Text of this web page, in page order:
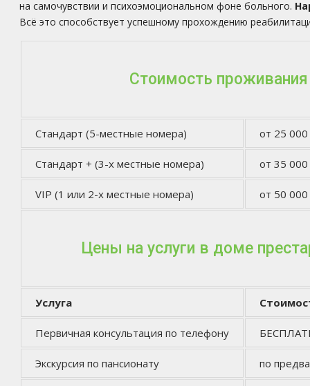
на самочувствии и психоэмоциональном фоне больного.
Всё это способствует успешному прохождению
Стоимость проживания
Стандарт (5-местные номера) от 25 000
Стандарт + (3-х местные номера) от 35 000
VIP (1 или 2-х местные номера) от 50 000
Цены на услуги в доме
Услуга
Первичная консультация по телефону
Экскурсия по пансионату по